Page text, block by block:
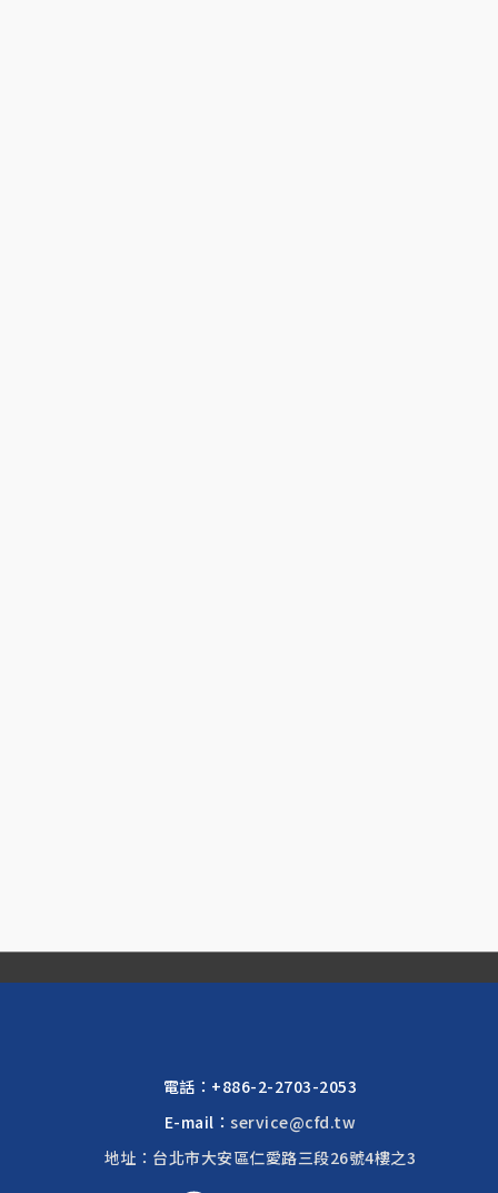
電話： +886-2-2703-2053
E-mail：service@cfd.tw
地址：台北市大安區仁愛路三段26號4樓之3